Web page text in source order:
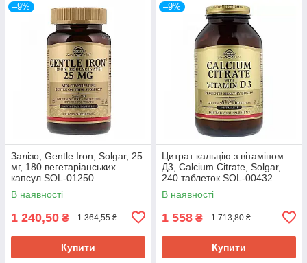
–9%
Залізо, Gentle Iron, Solgar, 25
мг, 180 вегетаріанських
капсул SOL-01250
В наявності
1 240,50 ₴ 1 364,55 ₴
Купити
–9%
Цитрат кальцію з вітаміном
Д3, Calcium Citrate, Solgar,
240 таблеток SOL-00432
В наявності
1 558 ₴ 1 713,80 ₴
Купити